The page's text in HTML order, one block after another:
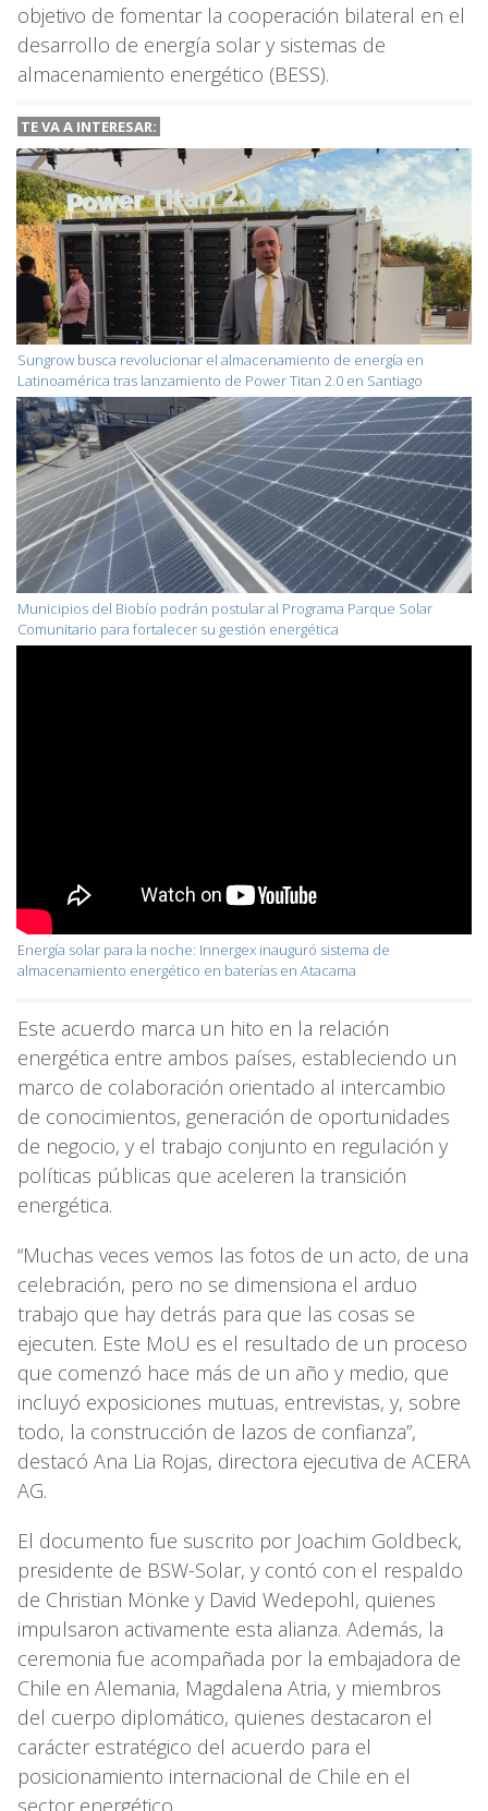
objetivo de fomentar la cooperación bilateral en el
desarrollo de energía solar y sistemas de
almacenamiento energético (BESS).
TE VA A INTERESAR:
Sungrow busca revolucionar el almacenamiento de energía en
Latinoamérica tras lanzamiento de Power Titan 2.0 en Santiago
Municipios del Biobío podrán postular al Programa Parque Solar
Comunitario para fortalecer su gestión energética
Energía solar para la noche: Innergex inauguró sistema de
almacenamiento energético en baterías en Atacama
Este acuerdo marca un hito en la relación
energética entre ambos países, estableciendo un
marco de colaboración orientado al intercambio
de conocimientos, generación de oportunidades
de negocio, y el trabajo conjunto en regulación y
políticas públicas que aceleren la transición
energética.
“Muchas veces vemos las fotos de un acto, de una
celebración, pero no se dimensiona el arduo
trabajo que hay detrás para que las cosas se
ejecuten. Este MoU es el resultado de un proceso
que comenzó hace más de un año y medio, que
incluyó exposiciones mutuas, entrevistas, y, sobre
todo, la construcción de lazos de confianza”,
destacó Ana Lia Rojas, directora ejecutiva de ACERA
AG.
El documento fue suscrito por Joachim Goldbeck,
presidente de BSW-Solar, y contó con el respaldo
de Christian Mönke y David Wedepohl, quienes
impulsaron activamente esta alianza. Además, la
ceremonia fue acompañada por la embajadora de
Chile en Alemania, Magdalena Atria, y miembros
del cuerpo diplomático, quienes destacaron el
carácter estratégico del acuerdo para el
posicionamiento internacional de Chile en el
sector energético.